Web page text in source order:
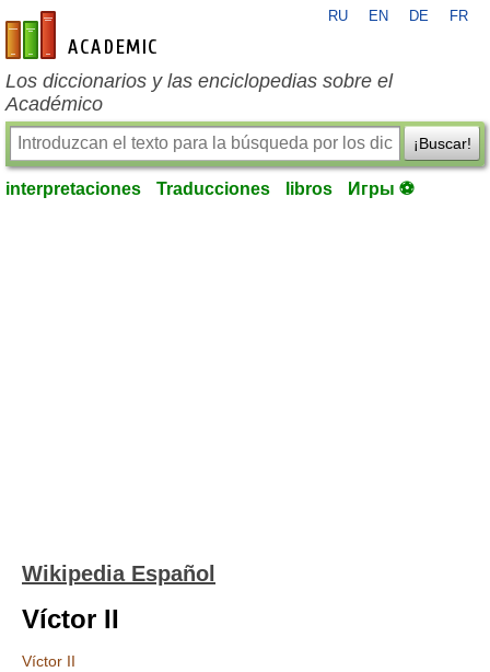
es-academic.com
RU EN DE FR
Los diccionarios y las enciclopedias sobre el
Académico
¡Buscar!
interpretaciones Traducciones libros Игры ⚽
Wikipedia Español
Víctor II
Víctor II